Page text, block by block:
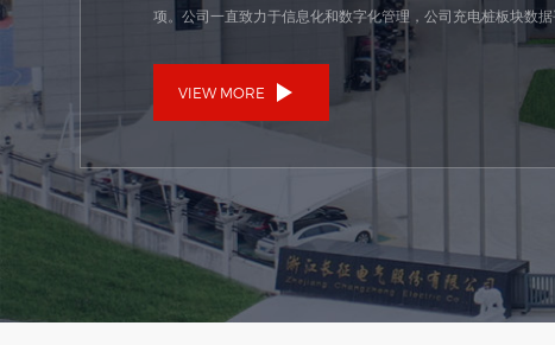
项。公司一直致力于信息化和数字化管理，公司充电桩板块数
VIEW MORE